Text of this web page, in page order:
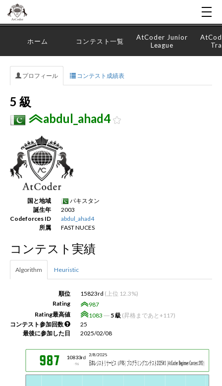
新規登録
ホーム コンテスト一覧
AtCoder Junior
League
プロフィール コンテスト成績表
5 級
abdul_ahad4
国と地域
パキスタン
誕生年
2003
Codeforces ID
abdul_ahad4
所属
FAST NUCES
コンテスト実績
Algorithm Heuristic
順位 15823rd (上位 12.3%)
Rating
987
Rating最高値
1083 ― 5 級 (昇格まであと+117)
コンテスト参加回数
25
最後に参加した日
2025/02/08